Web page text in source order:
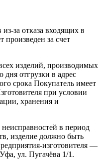
за отказа входящих в
произведен за счет
изделий, производимых
дня отгрузки в адрес
срока Покупатель имеет
при условии
хранения и
в период
изделие должно быть
изготовителя —
ул. Пугачёва 1/1.